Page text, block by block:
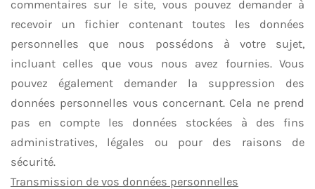
commentaires sur le site, vous pouvez demander à
recevoir un fichier contenant toutes les données
personnelles que nous possédons à votre sujet,
incluant celles que vous nous avez fournies. Vous
pouvez également demander la suppression des
données personnelles vous concernant. Cela ne prend
pas en compte les données stockées à des fins
administratives, légales ou pour des raisons de
sécurité.
Transmission de vos données personnelles